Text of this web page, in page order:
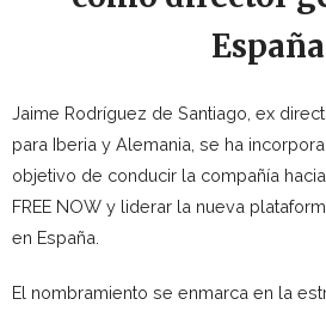
España
Jaime Rodríguez de Santiago, ex
para Iberia y Alemania, se ha
objetivo de conducir la compañía
FREE NOW y liderar la nueva
en España.
El nombramiento se enmarca en la